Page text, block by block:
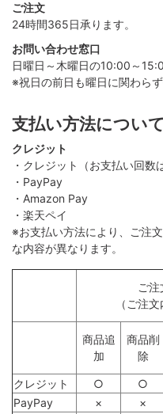
ご注文
24時間365日承ります。
お問い合わせ窓口
日曜日～木曜日の10:00～
※祝日の前日も曜日に関わら
支払い方法について
クレジット
・クレジット（お支払い回数
・PayPay
・Amazon Pay
・楽天ペイ
※お支払い方法により、ご注
な内容が異なります。
ご
（ご注
商品追
加
商品削
除
クレジット ○ ○
PayPay
× ×